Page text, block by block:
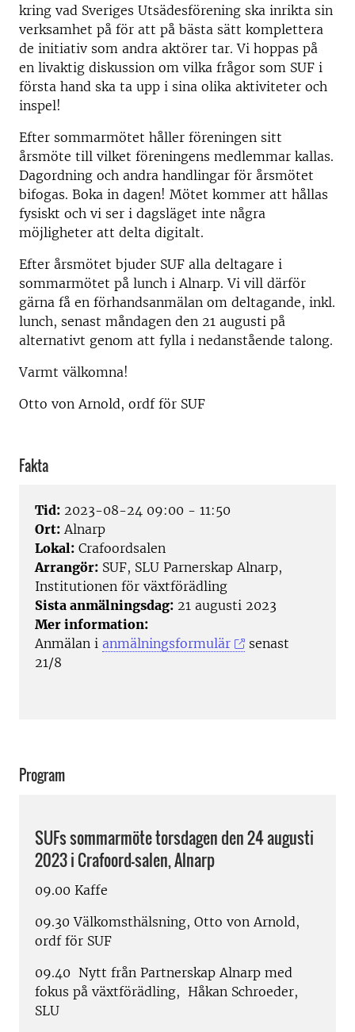
kring vad Sveriges Utsädesförening ska inrikta sin
verksamhet på för att på bästa sätt komplettera
de initiativ som andra aktörer tar. Vi hoppas på
en livaktig diskussion om vilka frågor som SUF i
första hand ska ta upp i sina olika aktiviteter och
inspel!
Efter sommarmötet håller föreningen sitt
årsmöte till vilket föreningens medlemmar kallas.
Dagordning och andra handlingar för årsmötet
bifogas. Boka in dagen! Mötet kommer att hållas
fysiskt och vi ser i dagsläget inte några
möjligheter att delta digitalt.
Efter årsmötet bjuder SUF alla deltagare i
sommarmötet på lunch i Alnarp. Vi vill därför
gärna få en förhandsanmälan om deltagande, inkl.
lunch, senast måndagen den 21 augusti på
alternativt genom att fylla i nedanstående talong.
Varmt välkomna!
Otto von Arnold, ordf för SUF
Fakta
Tid: 2023-08-24 09:00 - 11:50
Ort: Alnarp
Lokal: Crafoordsalen
Arrangör: SUF, SLU Parnerskap Alnarp,
Institutionen för växtförädling
Sista anmälningsdag: 21 augusti 2023
Mer information:
Anmälan i anmälningsformulär
senast
21/8
Program
SUFs sommarmöte torsdagen den 24 augusti
2023 i Crafoord-salen, Alnarp
09.00 Kaffe
09.30 Välkomsthälsning, Otto von Arnold,
ordf för SUF
09.40 Nytt från Partnerskap Alnarp med
fokus på växtförädling, Håkan Schroeder,
SLU